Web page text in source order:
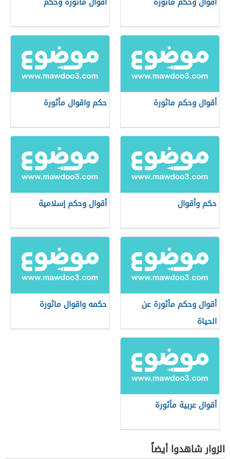
أقوال وحكم ماثورة حكم واقوال مأثورة
حكم وأقوال أقوال وحكم إسلامية
أقوال وحكم مأثورة عن
الحياة
حكمه واقوال ماثورة
أقوال عربية مأثورة
الزوار شاهدوا أيضاً